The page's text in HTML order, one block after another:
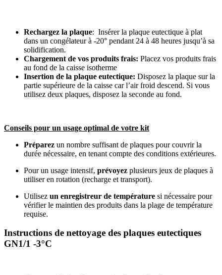
Rechargez la plaque: Insérer la plaque eutectique à plat
dans un congélateur à -20° pendant 24 à 48 heures jusqu’à sa
solidification.
Chargement de vos produits frais: Placez vos produits frais
au fond de la caisse isotherme
Insertion de la plaque eutectique: Disposez la plaque sur la
partie supérieure de la caisse car l’air froid descend. Si vous
utilisez deux plaques, disposez la seconde au fond.
Conseils pour un usage optimal de votre kit
Préparez un nombre suffisant de plaques pour couvrir la
durée nécessaire, en tenant compte des conditions extérieures.
Pour un usage intensif, prévoyez plusieurs jeux de plaques à
utiliser en rotation (recharge et transport).
Utilisez un enregistreur de température si nécessaire pour
vérifier le maintien des produits dans la plage de température
requise.
Instructions de nettoyage des plaques eutectiques
GN1/1 -3°C